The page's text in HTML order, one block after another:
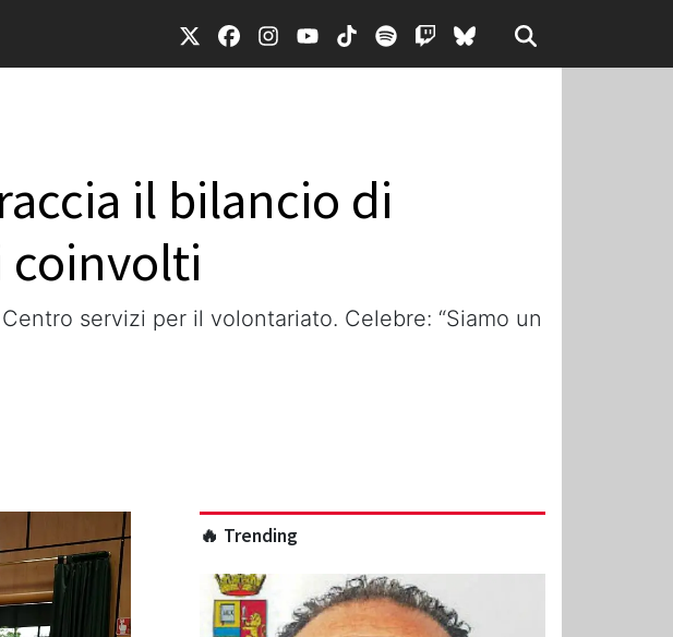
il bilancio di
coinvolti
servizi per il volontariato. Celebre: “Siamo un
🔥 Trending